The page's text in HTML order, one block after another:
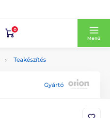
0
Menü
Teakészítés
Gyártó